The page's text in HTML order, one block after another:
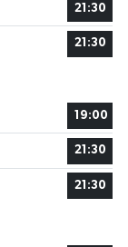
21:30
21:30
19:00
21:30
21:30